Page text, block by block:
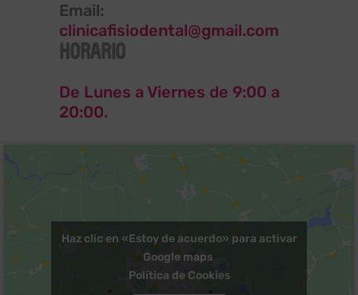
Email:
clinicafisiodental@gmail.com
HORARIO
De Lunes a Viernes de 9:00 a
20:00.
Haz clic en «Estoy de acuerdo» para activar
Google maps
Política de Cookies